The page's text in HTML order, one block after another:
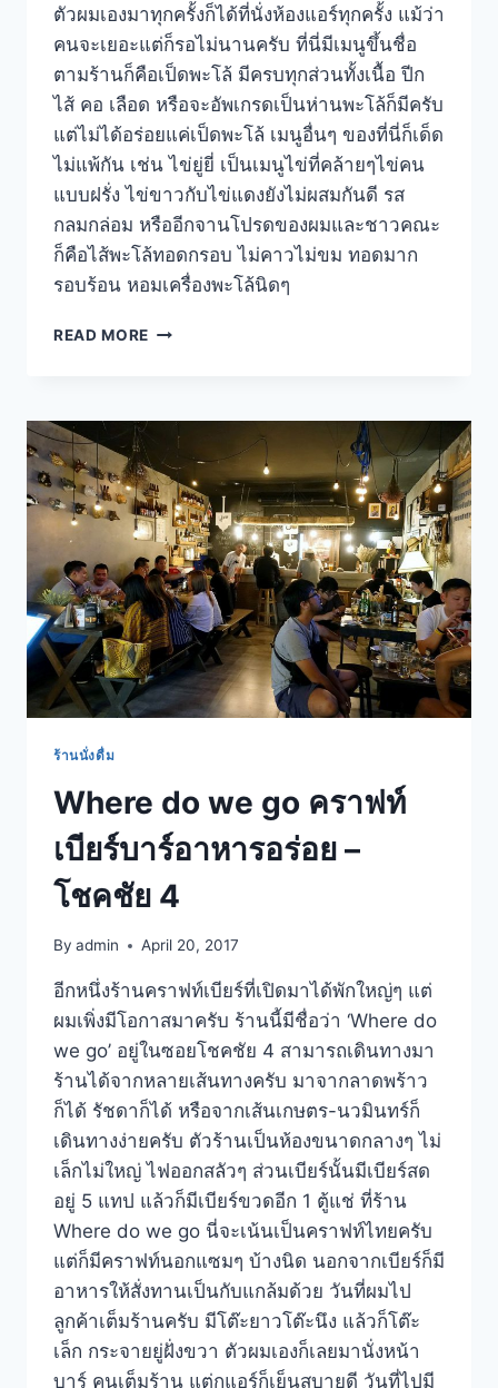
ตัวผมเองมาทุกครั้งก็ได้ที่นั่งห้องแอร์ทุกครั้ง แม้ว่า
คนจะเยอะแต่ก็รอไม่นานครับ ที่นี่มีเมนูขึ้นชื่อ
ตามร้านก็คือเป็ดพะโล้ มีครบทุกส่วนทั้งเนื้อ ปีก
ไส้ คอ เลือด หรือจะอัพเกรดเป็นห่านพะโล้ก็มีครับ
แต่ไม่ได้อร่อยแค่เป็ดพะโล้ เมนูอื่นๆ ของที่นี่ก็เด็ด
ไม่แพ้กัน เช่น ไข่ยู่ยี่ เป็นเมนูไข่ที่คล้ายๆไข่คน
แบบฝรั่ง ไข่ขาวกับไข่แดงยังไม่ผสมกันดี รส
กลมกล่อม หรืออีกจานโปรดของผมและชาวคณะ
ก็คือไส้พะโล้ทอดกรอบ ไม่คาวไม่ขม ทอดมาก
รอบร้อน หอมเครื่องพะโล้นิดๆ
READ MORE ซ้ง
หิน
ร้าน
ดัง
เปิด
ยัน
ตี
4
ลาดพร้าว
ร้านนั่งดื่ม
Where do we go คราฟท์
เบียร์บาร์อาหารอร่อย –
โชคชัย 4
By admin April 20, 2017
อีกหนึ่งร้านคราฟท์เบียร์ที่เปิดมาได้พักใหญ่ๆ แต่
ผมเพิ่งมีโอกาสมาครับ ร้านนี้มีชื่อว่า ‘Where do
we go’ อยู่ในซอยโชคชัย 4 สามารถเดินทางมา
ร้านได้จากหลายเส้นทางครับ มาจากลาดพร้าว
ก็ได้ รัชดาก็ได้ หรือจากเส้นเกษตร-นวมินทร์ก็
เดินทางง่ายครับ ตัวร้านเป็นห้องขนาดกลางๆ ไม่
เล็กไม่ใหญ่ ไฟออกสลัวๆ ส่วนเบียร์นั้นมีเบียร์สด
อยู่ 5 แทป แล้วก็มีเบียร์ขวดอีก 1 ตู้แช่ ที่ร้าน
Where do we go นี่จะเน้นเป็นคราฟท์ไทยครับ
แต่ก็มีคราฟท์นอกแซมๆ บ้างนิด นอกจากเบียร์ก็มี
อาหารให้สั่งทานเป็นกับแกล้มด้วย วันที่ผมไป
ลูกค้าเต็มร้านครับ มีโต๊ะยาวโต๊ะนึง แล้วก็โต๊ะ
เล็ก กระจายยู่ฝั่งขวา ตัวผมเองก็เลยมานั่งหน้า
บาร์ คนเต็มร้าน แต่กแอร์ก็เย็นสบายดี วันที่ไปมี